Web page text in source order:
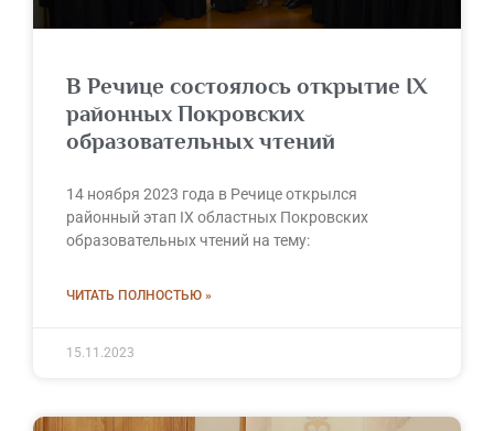
В Речице состоялось открытие IX
районных Покровских
образовательных чтений
14 ноября 2023 года в Речице открылся
районный этап IX областных Покровских
образовательных чтений на тему:
ЧИТАТЬ ПОЛНОСТЬЮ »
15.11.2023